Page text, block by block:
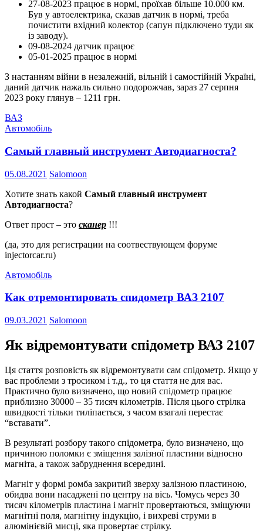
27-08-2023 працює в нормі, проїхав більше 10.000 км.
Був у автоелектрика, сказав датчик в нормі, треба
почистити вхідний колектор (сапун підключено туди як
із заводу).
09-08-2024 датчик працює
05-01-2025 працює в нормі
З настанням війни в незалежній, вільній і самостійній Україні,
даний датчик нажаль сильно подорожчав, зараз 27 серпня
2023 року глянув – 1211 грн.
ВАЗ
Автомобіль
Самый главный инструмент Автодиагноста?
05.08.2021 Salomoon
Хотите знать какой Самый главный инструмент
Автодиагноста?
Ответ прост – это сканер !!!
(да, это для регистрации на соотвествующем форуме
injectorcar.ru)
Автомобіль
Как отремонтировать спидометр ВАЗ 2107
09.03.2021 Salomoon
Як відремонтувати спідометр ВАЗ 2107
Ця стаття розповість як відремонтувати сам спідометр. Якщо у
вас проблеми з тросиком і т.д., то ця стаття не для вас.
Практично було визначено, що новий спідометр працює
приблизно 30000 – 35 тисяч кілометрів. Після цього стрілка
швидкості тільки тиліпається, з часом взагалі перестає
“вставати”.
В результаті розбору такого спідометра, було визначено, що
причиною поломки є зміщення залізної пластини відносно
магніта, а також забруднення всередині.
Магніт у формі ромба закритий зверху залізною пластиною,
обидва вони насаджені по центру на вісь. Чомусь через 30
тисяч кілометрів пластина і магніт провертаються, зміщуючи
магнітні поля, магнітну індукцію, і вихреві струми в
алюмінієвій мисці, яка провертає стрілку.